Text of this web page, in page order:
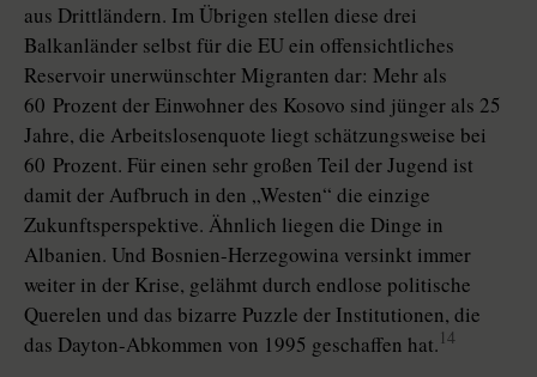
aus Drittländern. Im Übrigen stellen diese drei
Balkanländer selbst für die EU ein offensichtliches
Reservoir unerwünschter Migranten dar: Mehr als
60 Prozent der Einwohner des Kosovo sind jünger als 25
Jahre, die Arbeitslosenquote liegt schätzungsweise bei
60 Prozent. Für einen sehr großen Teil der Jugend ist
damit der Aufbruch in den „Westen“ die einzige
Zukunftsperspektive. Ähnlich liegen die Dinge in
Albanien. Und Bosnien-Herzegowina versinkt immer
weiter in der Krise, gelähmt durch endlose politische
Querelen und das bizarre Puzzle der Institutionen, die
das Dayton-Abkommen von 1995 geschaffen hat. 14